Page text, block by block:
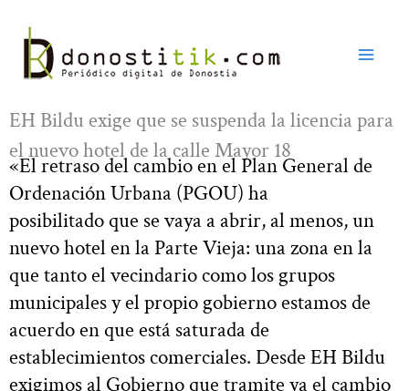
contenido
EH Bildu exige que se suspenda la licencia para
el nuevo hotel de la calle Mayor 18
«El retraso del cambio en el Plan General de
Ordenación Urbana (PGOU) ha
posibilitado que se vaya a abrir, al menos, un
nuevo hotel en la Parte Vieja: una zona en la
que tanto el vecindario como los grupos
municipales y el propio gobierno estamos de
acuerdo en que está saturada de
establecimientos comerciales. Desde EH Bildu
exigimos al Gobierno que tramite ya el cambio